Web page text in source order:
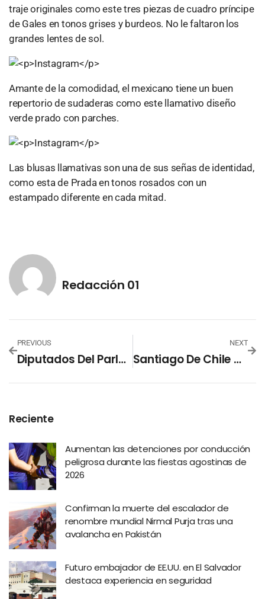
traje originales como este tres piezas de cuadro príncipe
de Gales en tonos grises y burdeos. No le faltaron los
grandes lentes de sol.
Amante de la comodidad, el mexicano tiene un buen
repertorio de sudaderas como este llamativo diseño
verde prado con parches.
Las blusas llamativas son una de sus señas de identidad,
como esta de Prada en tonos rosados con un
estampado diferente en cada mitad.
Redacción 01
PREVIOUS
Diputados Del Parlacen Reciben Credenciales Oficiales Del TSE
NEXT
Santiago De Chile Será La Sede De Los Juegos Mundiales De Olimpiadas Especiales 2027
Reciente
Aumentan las detenciones por conducción
peligrosa durante las fiestas agostinas de
2026
Confirman la muerte del escalador de
renombre mundial Nirmal Purja tras una
avalancha en Pakistán
Futuro embajador de EE.UU. en El Salvador
destaca experiencia en seguridad